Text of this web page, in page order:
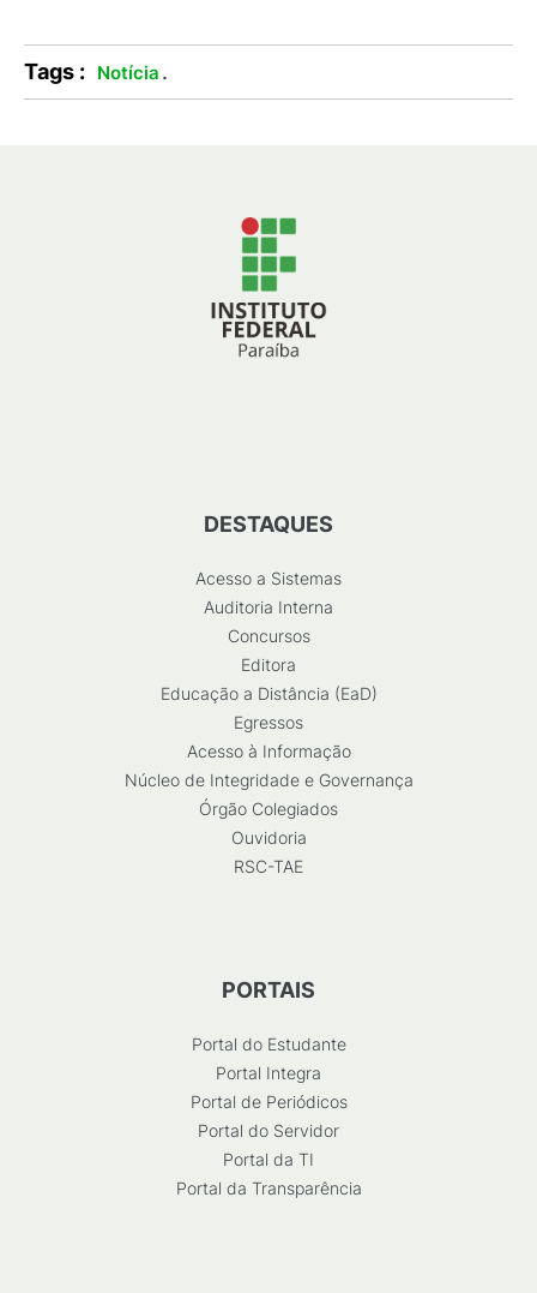
Tags : Notícia .
DESTAQUES
Acesso a Sistemas
Auditoria Interna
Concursos
Editora
Educação a Distância (EaD)
Egressos
Acesso à Informação
Núcleo de Integridade e Governança
Órgão Colegiados
Ouvidoria
RSC-TAE
PORTAIS
Portal do Estudante
Portal Integra
Portal de Periódicos
Portal do Servidor
Portal da TI
Portal da Transparência